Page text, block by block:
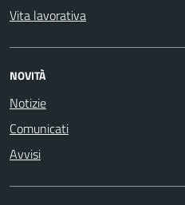
Vita lavorativa
NOVITÀ
Notizie
Comunicati
Avvisi